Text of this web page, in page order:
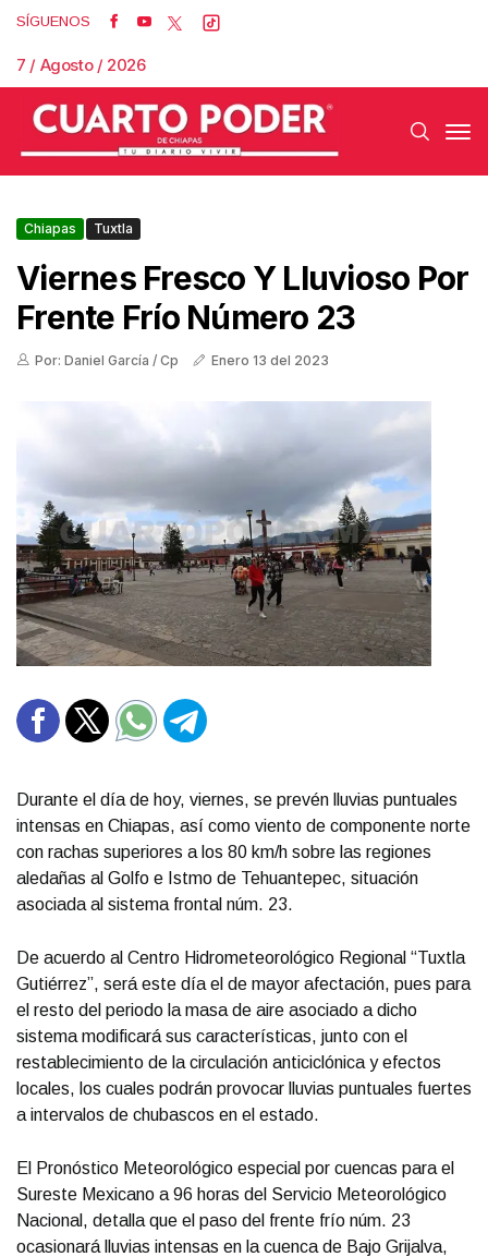
SÍGUENOS
7 / Agosto / 2026
Chiapas Tuxtla
Viernes Fresco Y Lluvioso Por
Frente Frío Número 23
Por: Daniel García / Cp Enero 13 del 2023
Durante el día de hoy, viernes, se prevén lluvias puntuales
intensas en Chiapas, así como viento de componente norte
con rachas superiores a los 80 km/h sobre las regiones
aledañas al Golfo e Istmo de Tehuantepec, situación
asociada al sistema frontal núm. 23.
De acuerdo al Centro Hidrometeorológico Regional “Tuxtla
Gutiérrez”, será este día el de mayor afectación, pues para
el resto del periodo la masa de aire asociado a dicho
sistema modificará sus características, junto con el
restablecimiento de la circulación anticiclónica y efectos
locales, los cuales podrán provocar lluvias puntuales fuertes
a intervalos de chubascos en el estado.
El Pronóstico Meteorológico especial por cuencas para el
Sureste Mexicano a 96 horas del Servicio Meteorológico
Nacional, detalla que el paso del frente frío núm. 23
ocasionará lluvias intensas en la cuenca de Bajo Grijalva,